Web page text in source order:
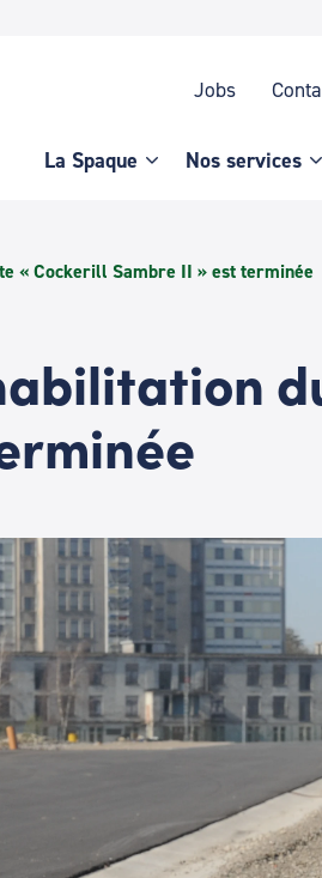
Jobs
La Spaque Nos services
« Cockerill Sambre II » est terminée